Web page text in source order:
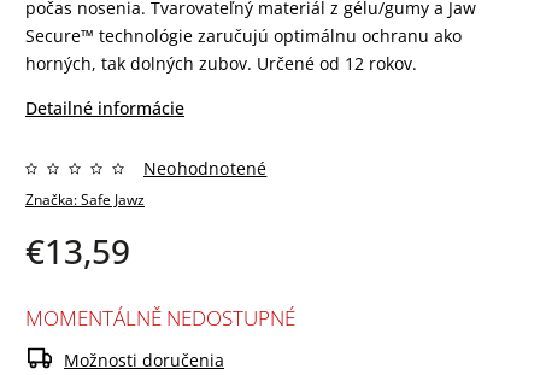
počas nosenia. Tvarovateľný materiál z gélu/gumy a Jaw
Secure™ technológie zaručujú optimálnu ochranu ako
horných, tak dolných zubov. Určené od 12 rokov.
Detailné informácie
Značka:Safe Jawz
Neohodnotené
€13,59
MOMENTÁLNĚ NEDOSTUPNÉ
Možnosti doručenia